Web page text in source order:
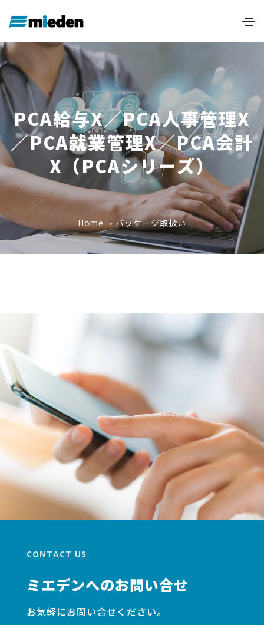
PCA給与X／PCA人事管理X
／PCA就業管理X／PCA会計
X（PCAシリーズ）
Home パッケージ取扱い
CONTACT US
ミエデンへのお問い合せ
お気軽にお問い合せください。